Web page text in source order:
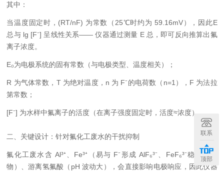
其中：
当温度固定时，(RT/nF) 为常数（25℃时约为 59.16mV），因此E
总与 lg [F⁻] 呈线性关系—— 仪器通过测量 E 总，即可反向推算出氟
离子浓度。
E₀为电极系统的固有常数（与电极类型、温度相关）；
R 为气体常数，T 为绝对温度，n 为 F⁻的电荷数（n=1），F 为法拉
第常数；
[F⁻] 为水样中氟离子的活度（在离子强度固定时，活度≈浓度）。
二、关键设计：针对氟化工废水的干扰抑制
氟化工废水含 Al³⁺、Fe³⁺（易与 F⁻形成 AlF₆³⁻、FeF₆³⁻稳定络合
物）、游离氢氟酸（pH 波动大），会直接影响电极响应，因此仪器
联系
顶部